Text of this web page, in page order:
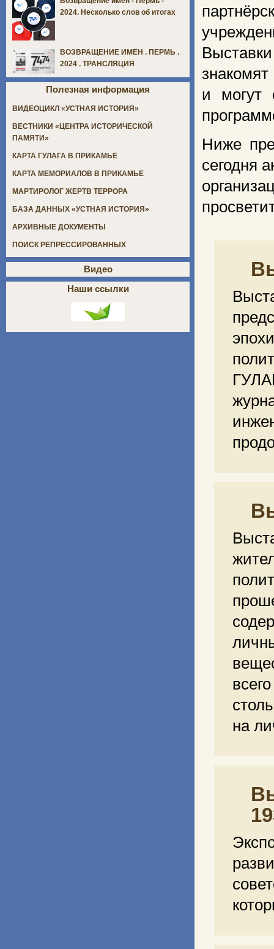
и могут
Ниже
сегодня
на
2024. Несколько слов об итогах
ВОЗВРАЩЕНИЕ ИМЁН . ПЕРМЬ .
2024 . ТРАНСЛЯЦИЯ
Полезная информация
ВИДЕОЦИКЛ «УСТНАЯ ИСТОРИЯ»
ВЕСТНИКИ «ЦЕНТРА ИСТОРИЧЕСКОЙ
ПАМЯТИ»
КАРТА ГУЛАГА В ПРИКАМЬЕ
КАРТА МЕМОРИАЛОВ В ПРИКАМЬЕ
МАРТИРОЛОГ ЖЕРТВ ТЕРРОРА
БАЗА ДАННЫХ «УСТНАЯ ИСТОРИЯ»
АРХИВНЫЕ ДОКУМЕНТЫ
ПОИСК РЕПРЕССИРОВАННЫХ
Видео
Наши ссылки